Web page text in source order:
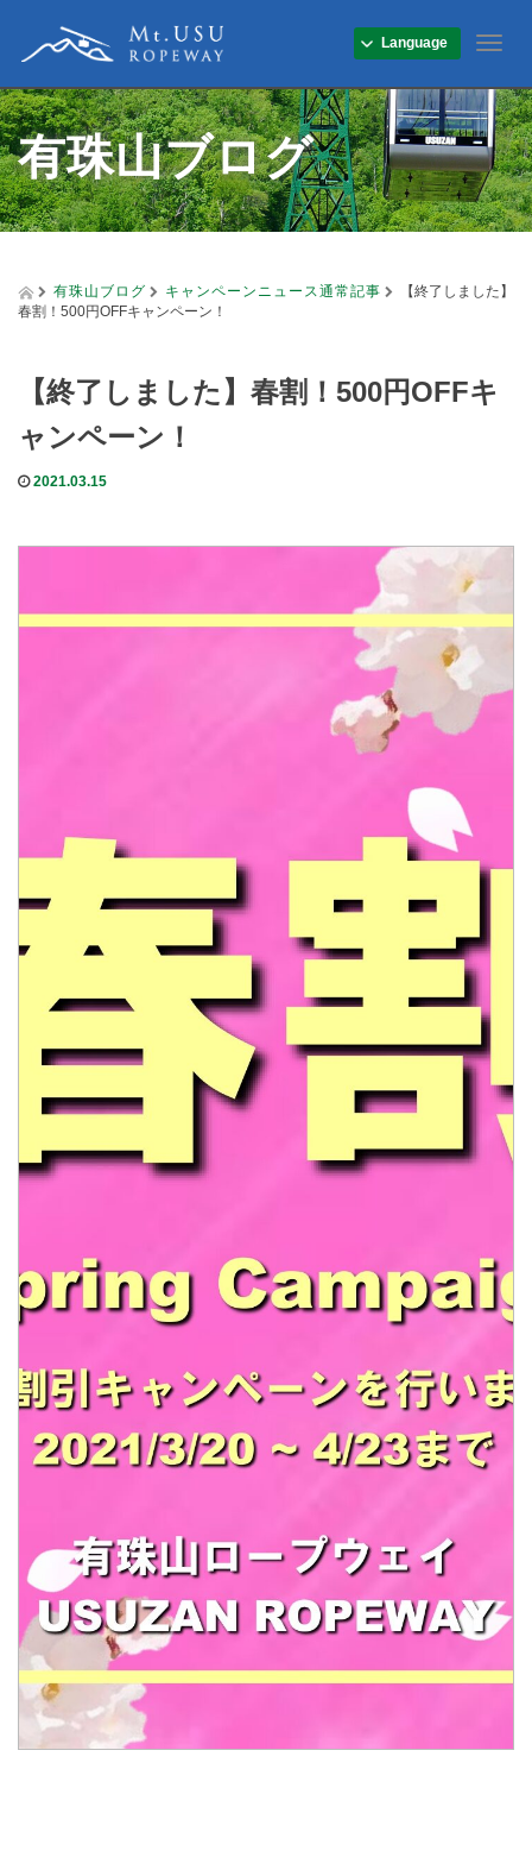
T
g
g
e
n
a
v
g
n
Language
有珠山ブログ
有珠山ブログ キャンペーン ニュース通常記事
【終了しました】
春割！500円OFFキャンペーン！
【終了しました】春割！500円OFFキ
ャンペーン！
2021.03.15